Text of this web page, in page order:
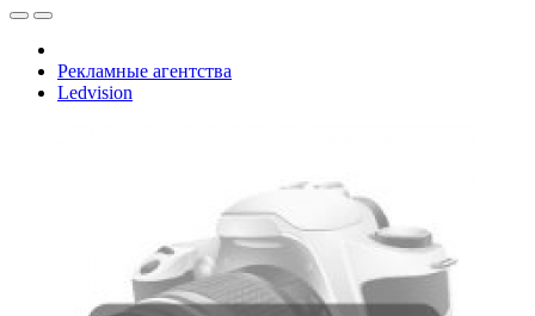
Рекламные агентства
Ledvision